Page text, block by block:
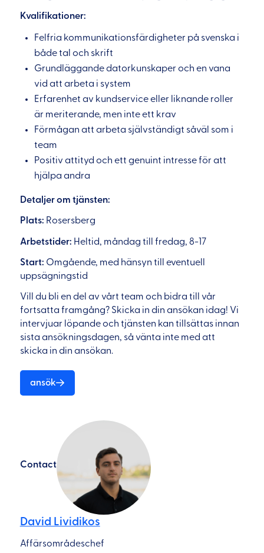
Kvalifikationer:
Felfria kommunikationsfärdigheter på svenska i
både tal och skrift
Grundläggande datorkunskaper och en vana
vid att arbeta i system
Erfarenhet av kundservice eller liknande roller
är meriterande, men inte ett krav
Förmågan att arbeta självständigt såväl som i
team
Positiv attityd och ett genuint intresse för att
hjälpa andra
Detaljer om tjänsten:
Plats: Rosersberg
Arbetstider: Heltid, måndag till fredag, 8-17
Start: Omgående, med hänsyn till eventuell
uppsägningstid
Vill du bli en del av vårt team och bidra till vår
fortsatta framgång? Skicka in din ansökan idag! Vi
intervjuar löpande och tjänsten kan tillsättas innan
sista ansökningsdagen, så vänta inte med att
skicka in din ansökan.
ansök
Contact
David Lividikos
Affärsområdeschef